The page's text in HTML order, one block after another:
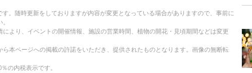
。随時更新をしておりますが内容が変更となっている場合がありますので、事前に
より、イベントの開催情報、施設の営業時間、植物の開花・見頃期間などは変更
本ページへの掲載の許諾をいただき、提供されたものとなります。画像の無断転
の内税表示です。